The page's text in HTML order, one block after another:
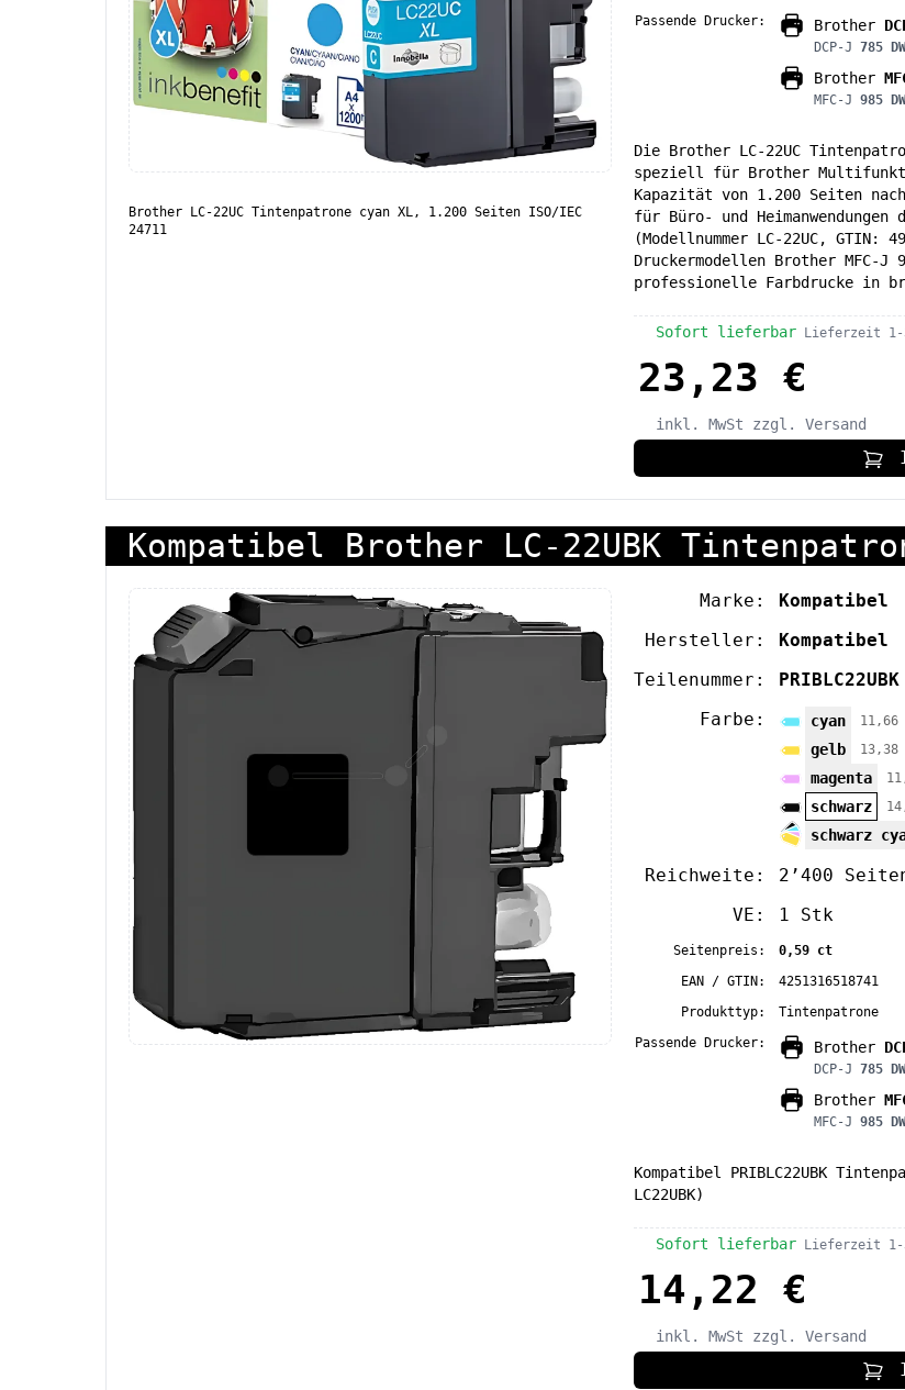
Brother LC-22UC Tintenpatrone cyan XL, 1.200 Seiten ISO/IEC
24711
Passende Drucker:
Brother
DCP-J 785 DW
Brother
MFC-J 985 DW
Die Brother LC-22UC
speziell für Brother
Kapazität von 1.200 Seiten
für Büro- und
(Modellnummer LC-22UC,
Druckermodellen Brother MFC-J
professionelle Farbdrucke in
Sofort lieferbar Lieferzeit 1-
23,23 €
inkl. MwSt zzgl. Versand
Kompatibel Brother LC-22UBK
Marke:
Kompatibel
Hersteller:
Kompatibel
Teilenummer:
PRIBLC22UBK
Farbe:
cyan 11,66
gelb 13,38
magenta
schwarz
schwarz
Reichweite:
2’400
VE:
1 Stk
Seitenpreis:
0,59 ct
EAN / GTIN:
4251316518741
Produkttyp:
Tintenpatrone
Passende Drucker:
Brother
DCP-J 785 DW
Brother
MFC-J 985 DW
Kompatibel PRIBLC22UBK
LC22UBK)
Sofort lieferbar Lieferzeit 1-
14,22 €
inkl. MwSt zzgl. Versand